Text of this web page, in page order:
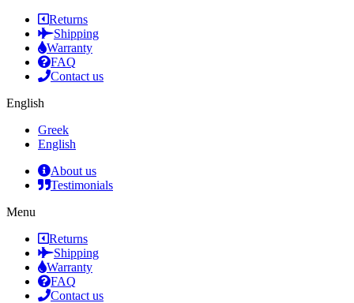
Returns
Shipping
Warranty
FAQ
Contact us
English
Greek
English
About us
Testimonials
Menu
Returns
Shipping
Warranty
FAQ
Contact us